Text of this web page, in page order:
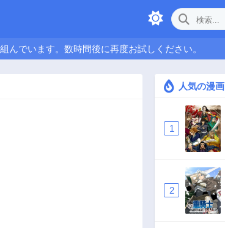
でいます。数時間後に再度お試しください。
人気の漫画
1
2